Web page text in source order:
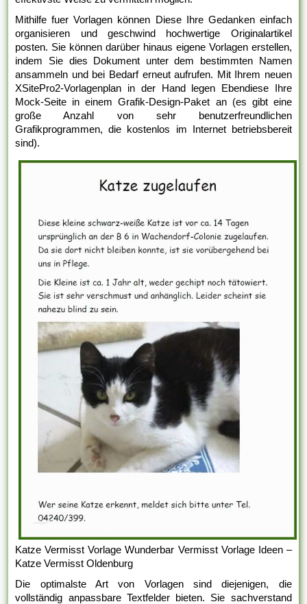
Mithilfe fuer Vorlagen können Diese Ihre Gedanken einfach
organisieren und geschwind hochwertige Originalartikel
posten. Sie können darüber hinaus eigene Vorlagen erstellen,
indem Sie dies Dokument unter dem bestimmten Namen
ansammeln und bei Bedarf erneut aufrufen. Mit Ihrem neuen
XSitePro2-Vorlagenplan in der Hand legen Ebendiese Ihre
Mock-Seite in einem Grafik-Design-Paket an (es gibt eine
große Anzahl von sehr benutzerfreundlichen
Grafikprogrammen, die kostenlos im Internet betriebsbereit
sind).
Katze Vermisst Vorlage Wunderbar Vermisst Vorlage Ideen –
Katze Vermisst Oldenburg
Die optimalste Art von Vorlagen sind diejenigen, die
vollständig anpassbare Textfelder bieten. Sie sachverstand